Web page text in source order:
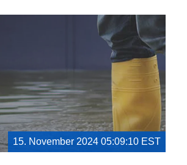
15. November 2024 05:09:10 EST